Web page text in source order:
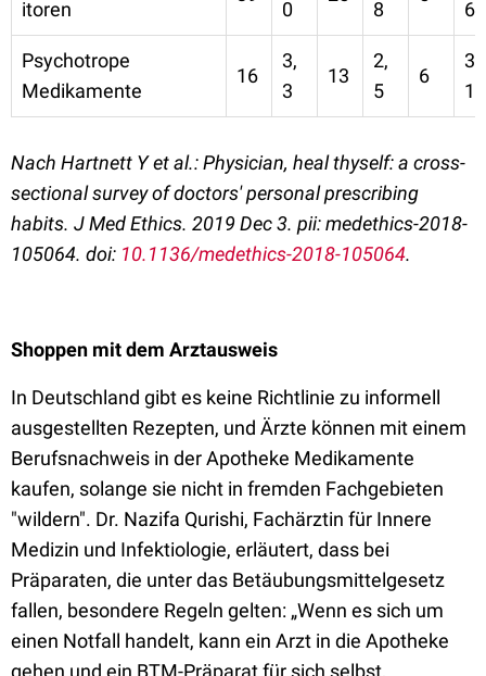
itoren 0 8 6
Psychotrope
Medikamente
16
3,
3
13
2,
5
6
3,
1
Nach Hartnett Y et al.: Physician, heal thyself: a cross-
sectional survey of doctors' personal prescribing
habits. J Med Ethics. 2019 Dec 3. pii: medethics-2018-
105064. doi: 10.1136/medethics-2018-105064.
Shoppen mit dem Arztausweis
In Deutschland gibt es keine Richtlinie zu informell
ausgestellten Rezepten, und Ärzte können mit einem
Berufsnachweis in der Apotheke Medikamente
kaufen, solange sie nicht in fremden Fachgebieten
"wildern". Dr. Nazifa Qurishi, Fachärztin für Innere
Medizin und Infektiologie, erläutert, dass bei
Präparaten, die unter das Betäubungsmittelgesetz
fallen, besondere Regeln gelten: „Wenn es sich um
einen Notfall handelt, kann ein Arzt in die Apotheke
gehen und ein BTM-Präparat für sich selbst,